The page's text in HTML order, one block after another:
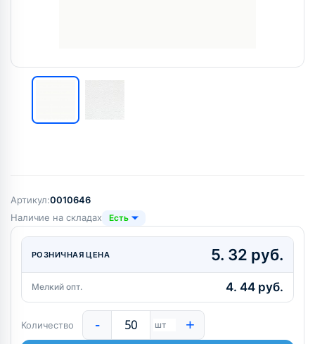
Артикул:0010646
Наличие на складах
Есть
РОЗНИЧНАЯ ЦЕНА 5. 32 руб.
Мелкий опт. 4. 44 руб.
Количество - шт +